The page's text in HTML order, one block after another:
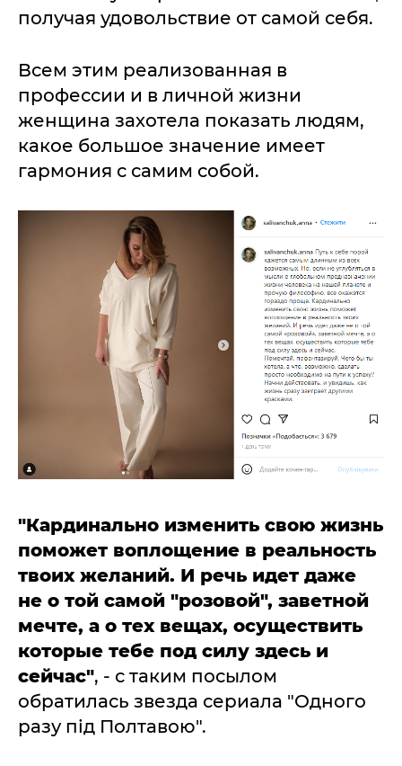
получая удовольствие от самой себя.
Всем этим реализованная в
профессии и в личной жизни
женщина захотела показать людям,
какое большое значение имеет
гармония с самим собой.
"Кардинально изменить свою жизнь
поможет воплощение в реальность
твоих желаний. И речь идет даже
не о той самой "розовой", заветной
мечте, а о тех вещах, осуществить
которые тебе под силу здесь и
сейчас", - с таким посылом
обратилась звезда сериала "Одного
разу під Полтавою".